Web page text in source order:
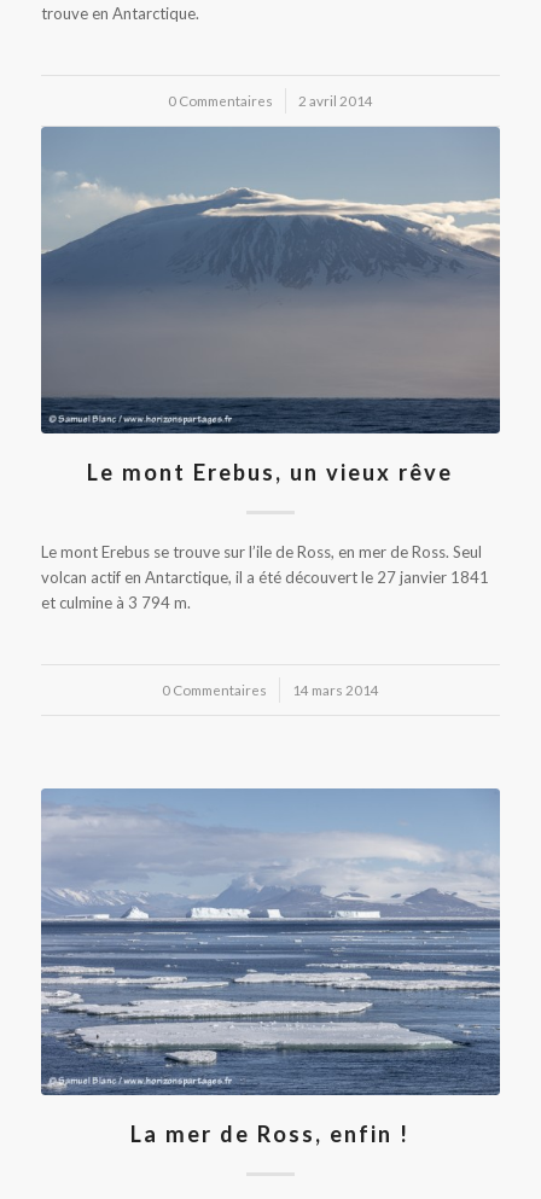
trouve en Antarctique.
0 Commentaires
/ 2 avril 2014
Le mont Erebus, un vieux rêve
Le mont Erebus se trouve sur l’ile de Ross, en mer de Ross. Seul
volcan actif en Antarctique, il a été découvert le 27 janvier 1841
et culmine à 3 794 m.
0 Commentaires
/ 14 mars 2014
La mer de Ross, enfin !